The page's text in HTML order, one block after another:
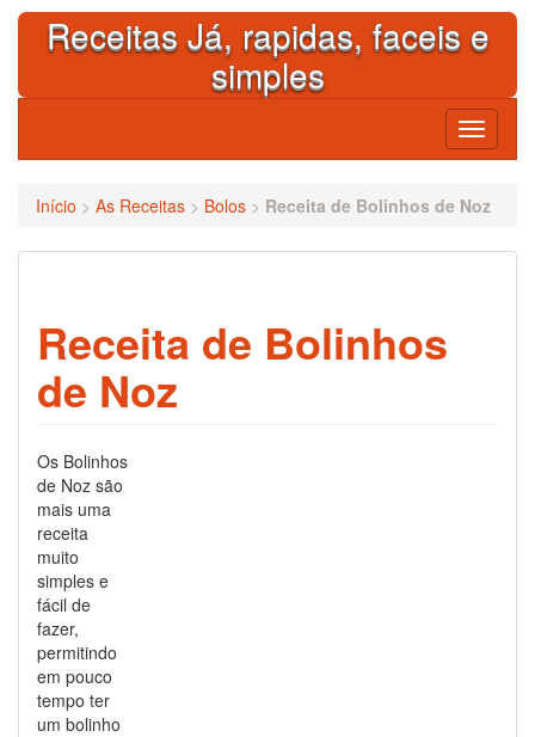
Skip
contentReceitas Já, rapidas, faceis e
simples
Toggle
Início > As Receitas > Bolos > Receita de Bolinhos de Noz
Receita de Bolinhos
de Noz
Os Bolinhos
de Noz são
mais uma
receita
muito
simples e
fácil de
fazer,
permitindo
em pouco
tempo ter
um bolinho